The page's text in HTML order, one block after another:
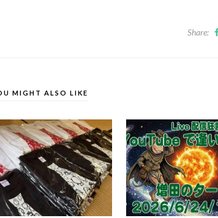
Share:
MIGHT ALSO LIKE